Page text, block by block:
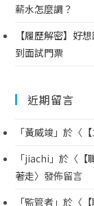
薪水怎麼調？
【履歷解密】好
到面試門票
近期留言
「黃威竣 」於〈
「jiachi 」於〈
著走〉發佈留言
「監管者 」於〈